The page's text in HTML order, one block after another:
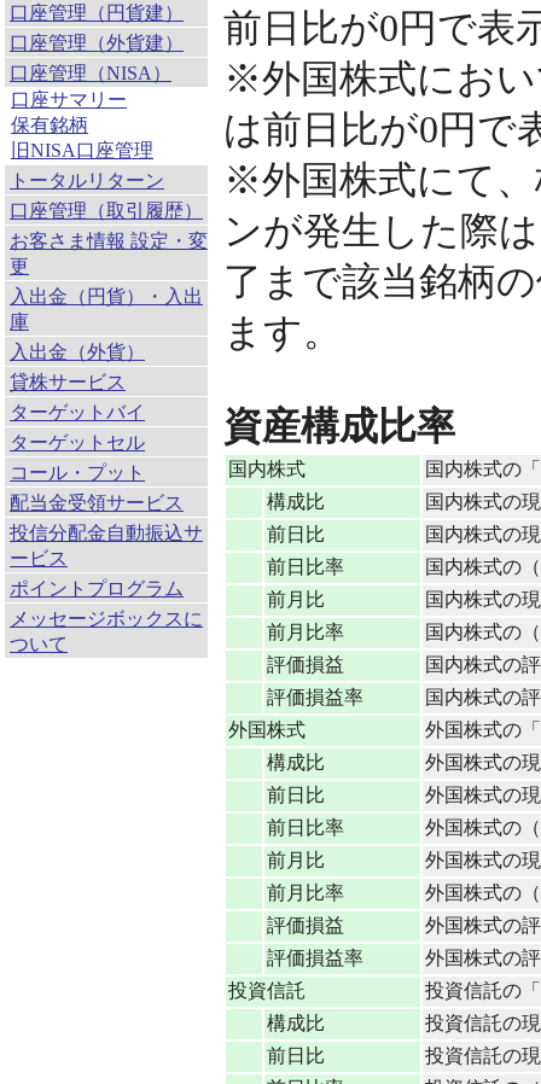
口座管理（円貨建）
口座管理（外貨建）
口座管理（NISA）
口座サマリー
保有銘柄
旧NISA口座管理
トータルリターン
口座管理（取引履歴）
お客さま情報 設定・変
更
入出金（円貨）・入出
庫
入出金（外貨）
貸株サービス
ターゲットバイ
ターゲットセル
コール・プット
配当金受領サービス
投信分配金自動振込サ
ービス
ポイントプログラム
メッセージボックスに
ついて
前日比が0円で表
※外国株式にお
は前日比が0円で
※外国株式にて
ンが発生した際
了まで該当銘柄
ます。
資産構成比率
国内株式
国内株式の
構成比
国内株式の
前日比
国内株式の
前日比率
国内株式の
前月比
国内株式の
前月比率
国内株式の
評価損益
国内株式の
評価損益率
国内株式の
外国株式
外国株式の
構成比
外国株式の
前日比
外国株式の
前日比率
外国株式の
前月比
外国株式の
前月比率
外国株式の
評価損益
外国株式の
評価損益率
外国株式の
投資信託
投資信託の
構成比
投資信託の
前日比
投資信託の